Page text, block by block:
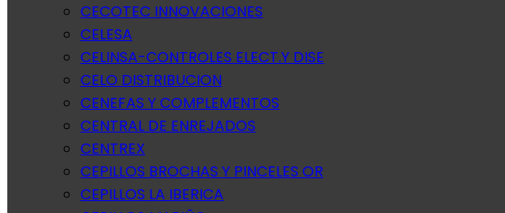
CECOTEC INNOVACIONES
CELESA
CELINSA-CONTROLES ELECT.Y DISE
CELO DISTRIBUCION
CENEFAS Y COMPLEMENTOS
CENTRAL DE ENREJADOS
CENTREX
CEPILLOS BROCHAS Y PINCELES OR
CEPILLOS LA IBERICA